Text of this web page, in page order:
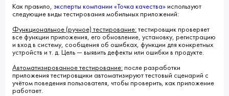
Как правило, эксперты компании «Точка качества»используют
следующие виды тестирования мобильных приложений:
Функциональное (ручное) тестирование:тестировщик проверяет
все функции приложения, его обновление, установку, регистрацию
и вход в систему, сообщения об ошибках, функции для конкретных
устройств и т. д. Цель — выявить дефекты или ошибки в продукте.
Автоматизированное тестирование:после разработки
приложения тестировщики автоматизируют тестовый сценарий с
учётом поведения пользователя, чтобы проверить, как приложение
работает.